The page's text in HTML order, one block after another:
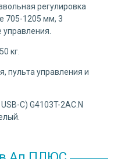
регулировка
705-1205 мм, 3
кг.
пульта управления и
C) G4103T-2AC.N